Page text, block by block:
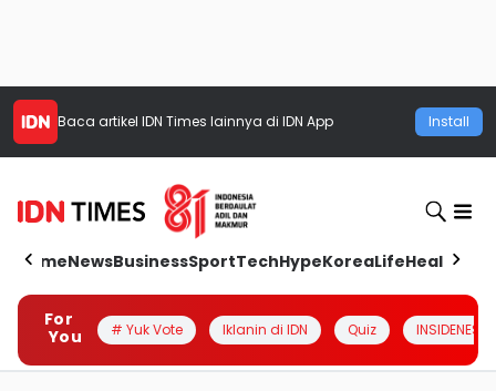
Baca artikel IDN Times lainnya di IDN App Install
HomeNewsBusinessSportTechHypeKoreaLifeHealth
For
You
# Yuk Vote Iklanin di IDN Quiz INSIDENESIA